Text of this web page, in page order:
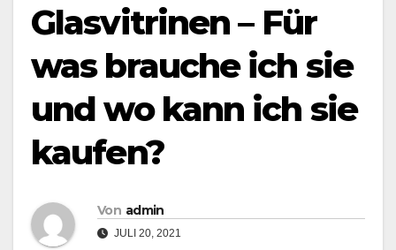
Glasvitrinen – Für
was brauche ich sie
und wo kann ich sie
kaufen?
Von admin
JULI 20, 2021